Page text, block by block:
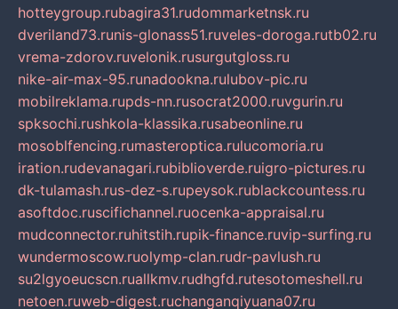
hotteygroup.rubagira31.rudommarketnsk.ru
dveriland73.runis-glonass51.ruveles-doroga.rutb02.ru
vrema-zdorov.ruvelonik.rusurgutgloss.ru
nike-air-max-95.runadookna.rulubov-pic.ru
mobilreklama.rupds-nn.rusocrat2000.ruvgurin.ru
spksochi.rushkola-klassika.rusabeonline.ru
mosoblfencing.rumasteroptica.rulucomoria.ru
iration.rudevanagari.rubiblioverde.ruigro-pictures.ru
dk-tulamash.rus-dez-s.rupeysok.rublackcountess.ru
asoftdoc.ruscifichannel.ruocenka-appraisal.ru
mudconnector.ruhitstih.rupik-finance.ruvip-surfing.ru
wundermoscow.ruolymp-clan.rudr-pavlush.ru
su2lgyoeucscn.ruallkmv.rudhgfd.rutesotomeshell.ru
netoen.ruweb-digest.ruchanganqiyuana07.ru